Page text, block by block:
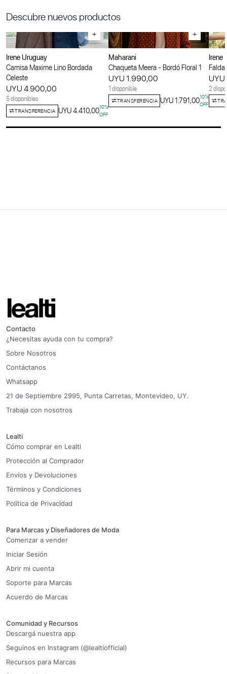
Descubre nuevos productos
+
Irene Uruguay
Camisa Maxime Lino Bordada
Celeste
UYU 4.900,00
5 disponibles
TRANSFERENCIA UYU 4.410,0010%
OFF
+
Maharani
Chaqueta Meera - Bordó Floral 1
UYU 1.990,00
1 disponible
TRANSFERENCIA UYU 1.791,0010%
OFF
Irene
Falda
2
Contacto
¿Necesitas ayuda con tu compra?
Sobre Nosotros
Contáctanos
Whatsapp
21 de Septiembre 2995, Punta Carretas, Montevideo, UY.
Trabaja con nosotros
Lealti
Cómo comprar en Lealti
Protección al Comprador
Envíos y Devoluciones
Términos y Condiciones
Política de Privacidad
Para Marcas y Diseñadores de Moda
Comenzar a vender
Iniciar Sesión
Abrir mi cuenta
Soporte para Marcas
Acuerdo de Marcas
Comunidad y Recursos
Descargá nuestra app
Seguinos en Instagram (@lealtiofficial)
Recursos para Marcas